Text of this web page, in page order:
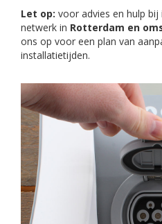
Let op: voor advies en hulp
netwerk in Rotterdam en
ons op voor een plan van
installatietijden.